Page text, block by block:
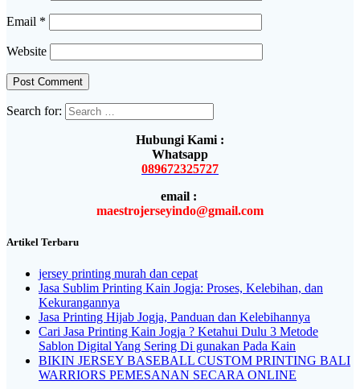
Email *
Website
Search for:
Hubungi Kami :
Whatsapp
089672325727
email :
maestrojerseyindo@gmail.com
Artikel Terbaru
jersey printing murah dan cepat
Jasa Sublim Printing Kain Jogja: Proses, Kelebihan, dan
Kekurangannya
Jasa Printing Hijab Jogja, Panduan dan Kelebihannya
Cari Jasa Printing Kain Jogja ? Ketahui Dulu 3 Metode
Sablon Digital Yang Sering Di gunakan Pada Kain
BIKIN JERSEY BASEBALL CUSTOM PRINTING BALI
WARRIORS PEMESANAN SECARA ONLINE